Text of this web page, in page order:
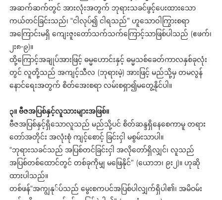
အဆက်ဆက်တွင် အားလုံးအတွက် ဘုရားသခင်ဖွင့်ပေးထားသော
ကယ်တင်ခြင်းသည်၊ “ငါလုပ်၍ ငါရသည်” ဟူသောဝါကြွားစရာ
အကြောင်းမရှိ ကျေးဇူးတော်သက်သက်ကြောင့်သာဖြစ်ပါသည် (ဧဖက်၊
၂း၈-၉)။
ထို့ကြောင့်အချုပ်အားဖြင့် ဓမ္မဟောင်းနှင့် ဓမ္မသစ်ခေတ်ကာလနှစ်ခုလုံး
တွင် လူတို့သည် အကျင့်သီလ (ဘုရားမဲ့) အားဖြင့် မည်သို့မှ တမလွန်
နောင်ရေးအတွက် စိတ်အေးစရာ လမ်းစရှာ၍မတွေ့နိုင်ပါ။
၃။ ဗီဇအပြစ်နှင့်လူသားများအဖြစ်။
ဗီဇအပြစ်နှင့်ရှိသောလူသည် မည်သို့ပင် စိတ်ဆန္ဒရှိနေစေကာမူ တရား
တော်အတိုင်း အလုံးစုံ ကျင့်စောင့် ခြင်းငှါ မစွမ်းသာပါ။
“ဘုရားသခင်သည် အပြစ်တင်ခြင်းငှါ အလိုတော်ရှိလျှင်၊ လူသည်
အပြစ်တစ်ထောင်တွင် တစ်ခုကိုမျှ မဖြေနိုင်” (ယောဘ၊ ၉း၂)။ ဟုဆို
ထားပါသည်။
တစ်ဖန်“အကျွနု်ပ်သည် မွေးစကပင်အပြစ်ပါလျှက်ရှိပါ၏၊ အမိဝမ်း